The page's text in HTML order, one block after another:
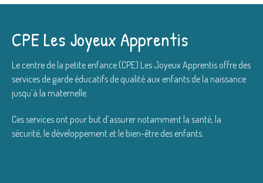
CPE Les Joyeux Apprentis
Le centre de la petite enfance (CPE) Les Joyeux Apprentis offre des
services de garde éducatifs de qualité aux enfants de la naissance
jusqu’à la maternelle.
Ces services ont pour but d’assurer notamment la santé, la
sécurité, le développement et le bien-être des enfants.